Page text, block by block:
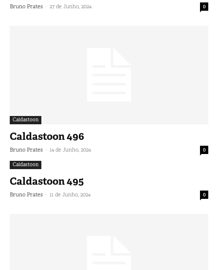
Bruno Prates - 27 de Junho, 2024 0
Caldastoon
Caldastoon 496
Bruno Prates - 14 de Junho, 2024 0
Caldastoon
Caldastoon 495
Bruno Prates - 11 de Junho, 2024 0